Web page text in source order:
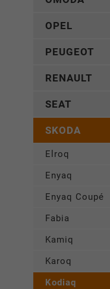
OPEL
PEUGEOT
RENAULT
SEAT
SKODA
Elroq
Enyaq
Enyaq Coupé
Fabia
Kamiq
Karoq
Kodiaq